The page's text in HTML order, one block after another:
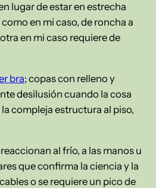
lugar de estar en estrecha
en mi caso, de roncha a
en mi caso requiere de
bra; copas con relleno y
desilusión cuando la cosa
compleja estructura al piso,
al frío, a las manos u
que confirma la ciencia y la
o se requiere un pico de